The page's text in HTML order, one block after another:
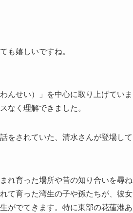
も嬉しいですね。
んせい）」を中心に取り上げていま
なく理解できました。
をされていた、清水さんが登場して
れ育った場所や昔の知り合いを尋ね
て育った湾生の子や孫たちが、彼女
がでてきます。特に東部の花蓮港あ